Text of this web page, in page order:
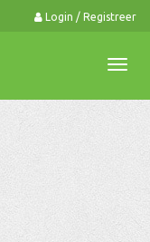
Login / Registreer